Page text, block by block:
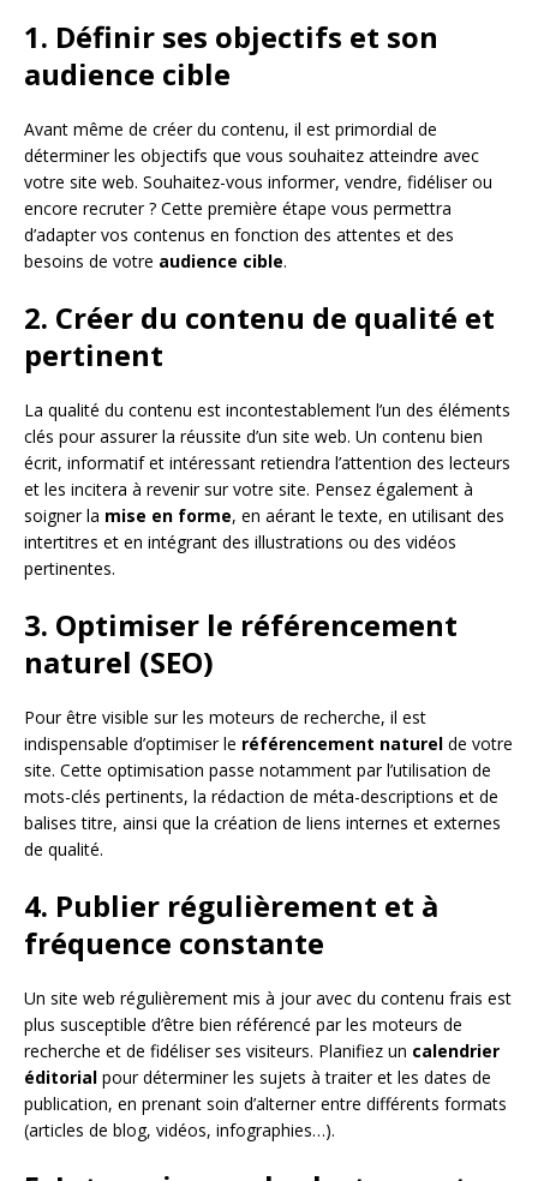
1. Définir ses objectifs et son
audience cible
Avant même de créer du contenu, il est primordial de
déterminer les objectifs que vous souhaitez atteindre avec
votre site web. Souhaitez-vous informer, vendre, fidéliser ou
encore recruter ? Cette première étape vous permettra
d’adapter vos contenus en fonction des attentes et des
besoins de votre audience cible.
2. Créer du contenu de qualité et
pertinent
La qualité du contenu est incontestablement l’un des éléments
clés pour assurer la réussite d’un site web. Un contenu bien
écrit, informatif et intéressant retiendra l’attention des lecteurs
et les incitera à revenir sur votre site. Pensez également à
soigner la mise en forme, en aérant le texte, en utilisant des
intertitres et en intégrant des illustrations ou des vidéos
pertinentes.
3. Optimiser le référencement
naturel (SEO)
Pour être visible sur les moteurs de recherche, il est
indispensable d’optimiser le référencement naturel de votre
site. Cette optimisation passe notamment par l’utilisation de
mots-clés pertinents, la rédaction de méta-descriptions et de
balises titre, ainsi que la création de liens internes et externes
de qualité.
4. Publier régulièrement et à
fréquence constante
Un site web régulièrement mis à jour avec du contenu frais est
plus susceptible d’être bien référencé par les moteurs de
recherche et de fidéliser ses visiteurs. Planifiez un calendrier
éditorial pour déterminer les sujets à traiter et les dates de
publication, en prenant soin d’alterner entre différents formats
(articles de blog, vidéos, infographies…).